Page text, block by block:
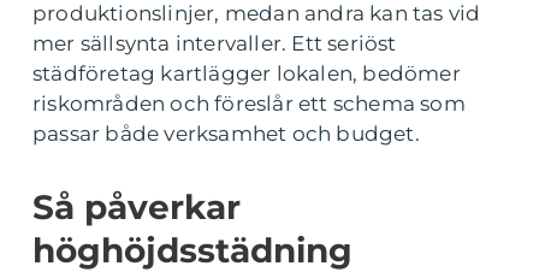
produktionslinjer, medan andra kan tas vid
mer sällsynta intervaller. Ett seriöst
städföretag kartlägger lokalen, bedömer
riskområden och föreslår ett schema som
passar både verksamhet och budget.
Så påverkar
höghöjdsstädning